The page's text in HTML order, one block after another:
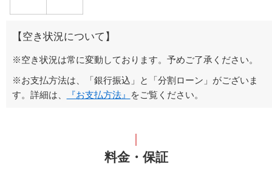
【空き状況について】
※空き状況は常に変動しております。予めご了承ください。
※お支払方法は、「銀行振込」と「分割ローン」がございま
す。詳細は、
『お支払方法』 をご覧ください。
料金・保証